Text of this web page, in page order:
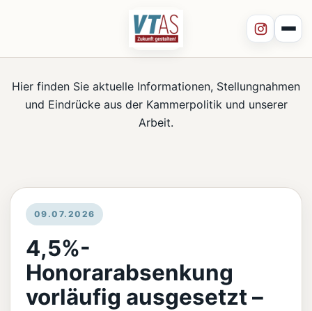
Hier finden Sie aktuelle Informationen, Stellungnahmen
und Eindrücke aus der Kammerpolitik und unserer
Arbeit.
09.07.2026
4,5%-
Honorarabsenkung
vorläufig ausgesetzt –